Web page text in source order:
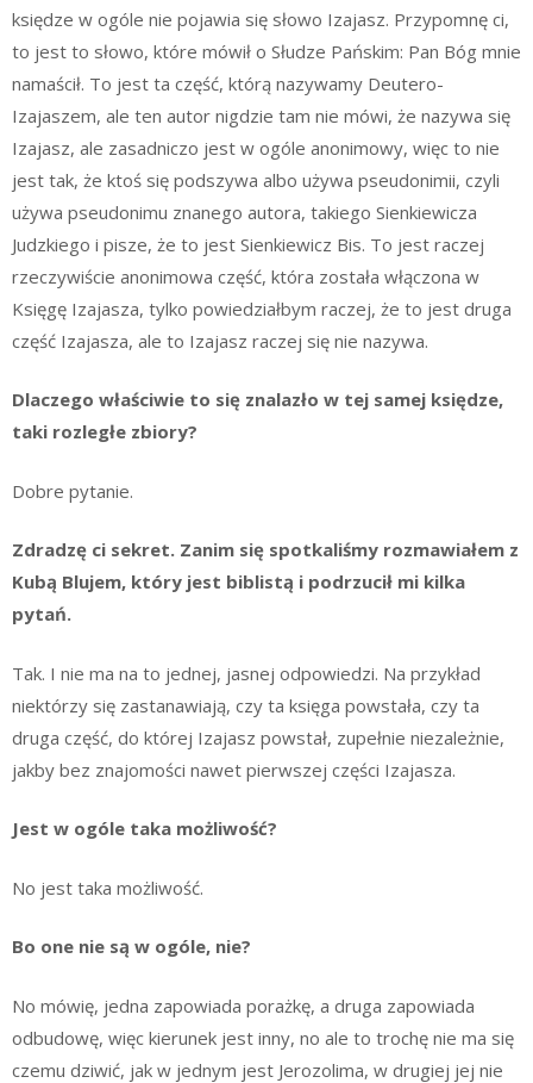
księdze w ogóle nie pojawia się słowo Izajasz. Przypomnę ci,
to jest to słowo, które mówił o Słudze Pańskim: Pan Bóg mnie
namaścił. To jest ta część, którą nazywamy Deutero-
Izajaszem, ale ten autor nigdzie tam nie mówi, że nazywa się
Izajasz, ale zasadniczo jest w ogóle anonimowy, więc to nie
jest tak, że ktoś się podszywa albo używa pseudonimii, czyli
używa pseudonimu znanego autora, takiego Sienkiewicza
Judzkiego i pisze, że to jest Sienkiewicz Bis. To jest raczej
rzeczywiście anonimowa część, która została włączona w
Księgę Izajasza, tylko powiedziałbym raczej, że to jest druga
część Izajasza, ale to Izajasz raczej się nie nazywa.
Dlaczego właściwie to się znalazło w tej samej księdze,
taki rozległe zbiory?
Dobre pytanie.
Zdradzę ci sekret. Zanim się spotkaliśmy rozmawiałem z
Kubą Blujem, który jest biblistą i podrzucił mi kilka
pytań.
Tak. I nie ma na to jednej, jasnej odpowiedzi. Na przykład
niektórzy się zastanawiają, czy ta księga powstała, czy ta
druga część, do której Izajasz powstał, zupełnie niezależnie,
jakby bez znajomości nawet pierwszej części Izajasza.
Jest w ogóle taka możliwość?
No jest taka możliwość.
Bo one nie są w ogóle, nie?
No mówię, jedna zapowiada porażkę, a druga zapowiada
odbudowę, więc kierunek jest inny, no ale to trochę nie ma się
czemu dziwić, jak w jednym jest Jerozolima, w drugiej jej nie